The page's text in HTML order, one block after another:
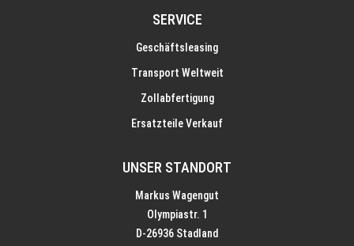
SERVICE
Geschäftsleasing
Transport Weltweit
Zollabfertigung
Ersatzteile Verkauf
UNSER STANDORT
Markus Wagengut
Olympiastr. 1
D-26936 Stadland